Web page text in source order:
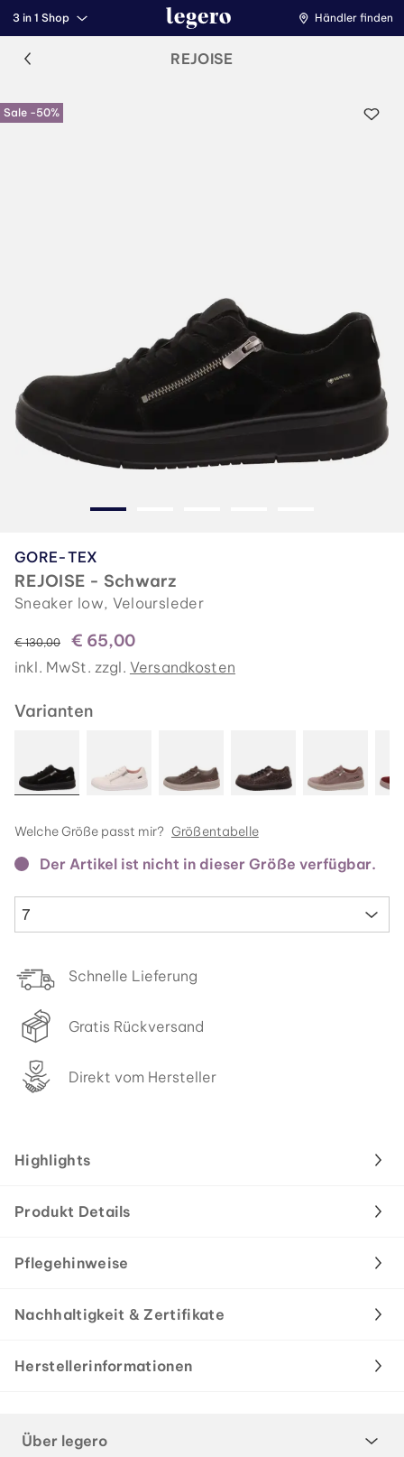
3 in 1 Shop Händler finden
REJOISE
Sale -50%
GORE-TEX
REJOISE - Schwarz
Sneaker low, Veloursleder
statt
€ 130,00 € 65,00
inkl. MwSt. zzgl. Versandkosten
Varianten
Welche Größe passt mir? Größentabelle
Der Artikel ist nicht in dieser Größe verfügbar.
7
Schnelle Lieferung
Gratis Rückversand
Direkt vom Hersteller
Highlights
Produkt Details
Pflegehinweise
Nachhaltigkeit & Zertifikate
Herstellerinformationen
Über legero